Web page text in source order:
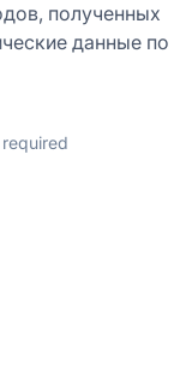
полученных
данные по